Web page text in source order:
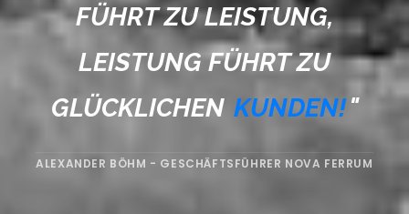
FÜHRT ZU LEISTUNG,
LEISTUNG FÜHRT ZU
GLÜCKLICHEN KUNDEN!"
ALEXANDER BÖHM - GESCHÄFTSFÜHRER NOVA FERRUM